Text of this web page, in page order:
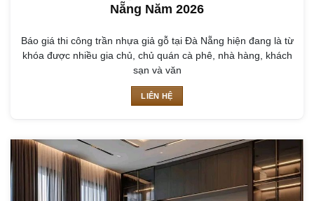
Nẵng Năm 2026
Báo giá thi công trần nhựa giả gỗ tại Đà Nẵng hiện đang là từ
khóa được nhiều gia chủ, chủ quán cà phê, nhà hàng, khách
sạn và văn
LIÊN HỆ